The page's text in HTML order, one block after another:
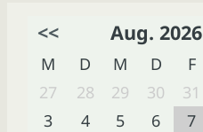
<< Aug. 2026
M D M D F
27
28 29 30 31
3
4 5 6 7